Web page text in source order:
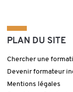
PLAN DU SITE
Chercher une
Devenir formateur
Mentions légales